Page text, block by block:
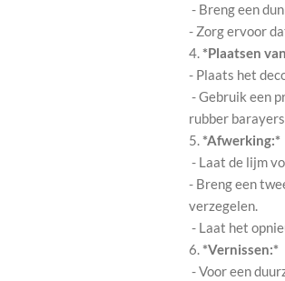
- Breng een
- Zorg ervoor
4.*Plaatsen
- Plaats het
- Gebruik een
rubber
5.*Afwerking:*
- Laat de lijm
- Breng een
verzegelen.
- Laat het
6.*Vernissen:*
- Voor een